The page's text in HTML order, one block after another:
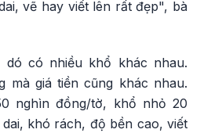
vẽ hay viết lên rất đẹp", bà
dó có nhiều khổ khác nhau.
mà giá tiền cũng khác nhau.
nghìn đồng/tờ, khổ nhỏ 20
khó rách, độ bền cao, viết